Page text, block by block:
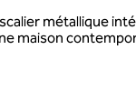
métallique
maison